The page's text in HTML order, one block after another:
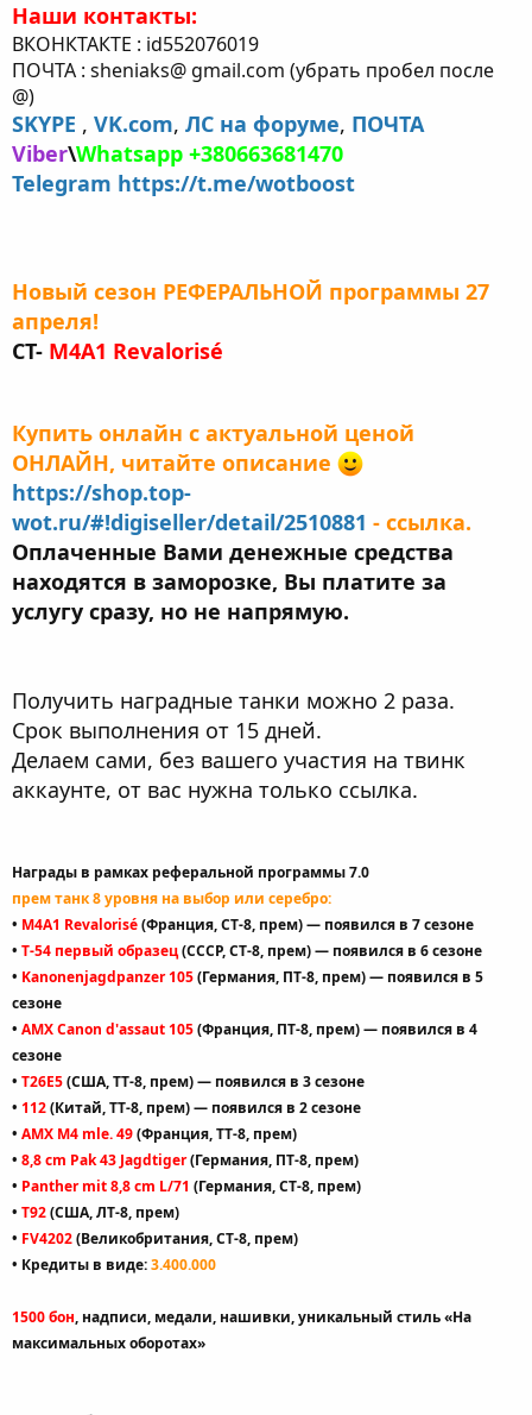
Наши контакты:
ВКОНКТАКТЕ : id552076019
ПОЧТА : sheniaks@ gmail.com (убрать пробел после
@)
SKYPE , VK.com, ЛС на форуме, ПОЧТА
Viber\Whatsapp +380663681470
Telegram https://t.me/wotboost
Новый сезон РЕФЕРАЛЬНОЙ программы 27
апреля!
СТ- M4A1 Revalorisé
Купить онлайн с актуальной ценой
ОНЛАЙН, читайте описание
https://shop.top-
wot.ru/#!digiseller/detail/2510881 - ссылка.
Оплаченные Вами денежные средства
находятся в заморозке, Вы платите за
услугу сразу, но не напрямую.
Получить наградные танки можно 2 раза.
Срок выполнения от 15 дней.
Делаем сами, без вашего участия на твинк
аккаунте, от вас нужна только ссылка.
Награды в рамках реферальной программы 7.0
прем танк 8 уровня на выбор или серебро:
• M4A1 Revalorisé(Франция, СТ-8, прем)— появился в 7 сезоне
• Т-54 первый образец(СССР, СТ-8, прем)— появился в 6 сезоне
• Kanonenjagdpanzer 105(Германия, ПТ-8, прем)— появился в 5
сезоне
• AMX Canon d'assaut 105(Франция, ПТ-8, прем)— появился в 4
сезоне
• T26E5(США, ТТ-8, прем)— появился в 3 сезоне
• 112(Китай, ТТ-8, прем)— появился в 2 сезоне
• AMX M4 mle. 49(Франция, ТТ-8, прем)
• 8,8 cm Pak 43 Jagdtiger(Германия, ПТ-8, прем)
• Panther mit 8,8 cm L/71 (Германия, СТ-8, прем)
• T92(США, ЛТ-8, прем)
• FV4202(Великобритания, СТ-8, прем)
• Кредиты в виде:3.400.000
1500 бон, надписи, медали, нашивки, уникальный стиль «На
максимальных оборотах»